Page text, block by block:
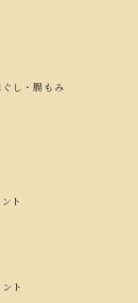
し・腸もみ
ト
ト